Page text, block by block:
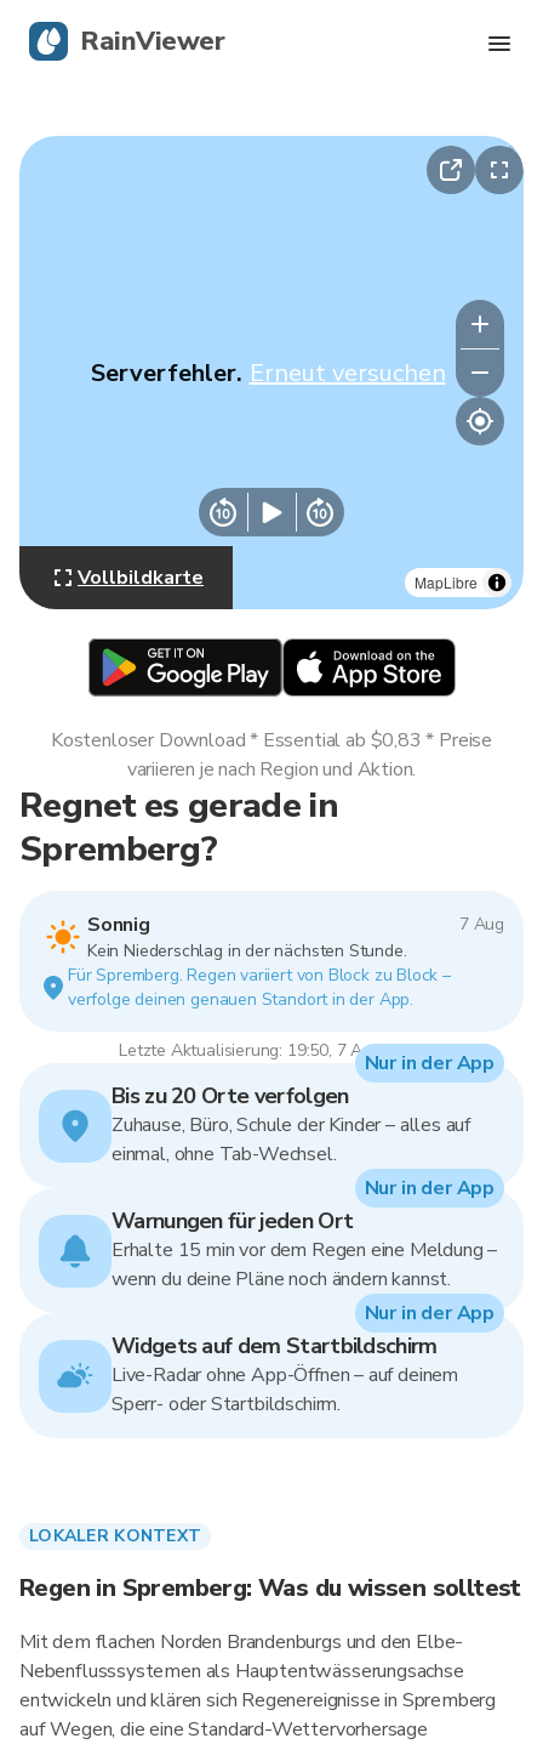
MapLibre
Serverfehler. Erneut versuchen
Vollbildkarte
Regnet es gerade in
Spremberg?
Sonnig
7 Aug
Kein Niederschlag in der nächsten Stunde.
Für Spremberg. Regen variiert von Block zu Block –
verfolge deinen genauen Standort in der App.
Letzte Aktualisierung: 19:50, 7 Aug 2026
Kostenloser Download * Essential ab $0,83 * Preise
variieren je nach Region und Aktion.
Bis zu 20 Orte verfolgen
Zuhause, Büro, Schule der Kinder – alles auf
einmal, ohne Tab-Wechsel.
Nur in der App
Warnungen für jeden Ort
Erhalte 15 min vor dem Regen eine Meldung –
wenn du deine Pläne noch ändern kannst.
Nur in der App
Widgets auf dem Startbildschirm
Live-Radar ohne App-Öffnen – auf deinem
Sperr- oder Startbildschirm.
Nur in der App
LOKALER KONTEXT
Regen in Spremberg: Was du wissen solltest
Mit dem flachen Norden Brandenburgs und den Elbe-
Nebenflusssystemen als Hauptentwässerungsachse
entwickeln und klären sich Regenereignisse in Spremberg
auf Wegen, die eine Standard-Wettervorhersage
RainViewer